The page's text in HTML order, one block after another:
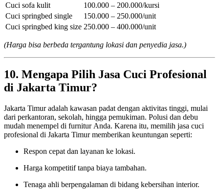
Cuci sofa kulit
100.000 – 200.000/kursi
Cuci springbed single
150.000 – 250.000/unit
Cuci springbed king size 250.000 – 400.000/unit
(Harga bisa berbeda tergantung lokasi dan penyedia jasa.)
10. Mengapa Pilih Jasa Cuci Profesional
di Jakarta Timur?
Jakarta Timur adalah kawasan padat dengan aktivitas tinggi, mulai
dari perkantoran, sekolah, hingga pemukiman. Polusi dan debu
mudah menempel di furnitur Anda. Karena itu, memilih jasa cuci
profesional di Jakarta Timur memberikan keuntungan seperti:
Respon cepat dan layanan ke lokasi.
Harga kompetitif tanpa biaya tambahan.
Tenaga ahli berpengalaman di bidang kebersihan interior.